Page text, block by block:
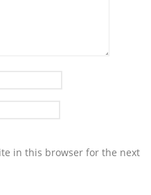
in this browser for the next